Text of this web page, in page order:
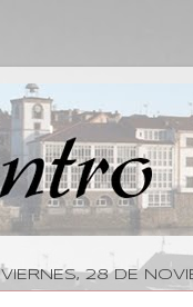
VIERNES, 28 DE